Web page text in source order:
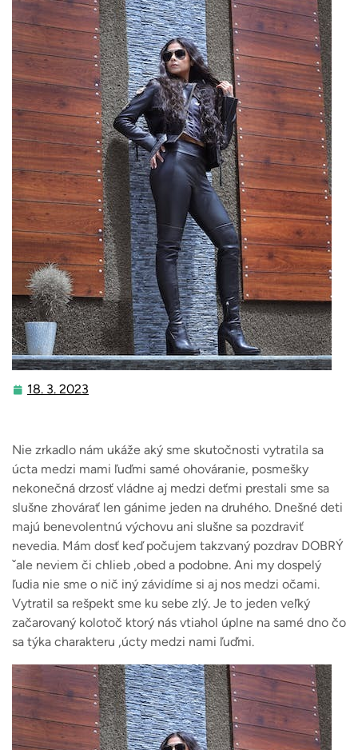
18. 3. 2023
Nie zrkadlo nám ukáže aký sme skutočnosti vytratila sa
úcta medzi mami ľuďmi samé ohováranie, posmešky
nekonečná drzosť vládne aj medzi deťmi prestali sme sa
slušne zhovárať len gánime jeden na druhého. Dnešné deti
majú benevolentnú výchovu ani slušne sa pozdraviť
nevedia. Mám dosť keď počujem takzvaný pozdrav DOBRÝ
ˇale neviem či chlieb ,obed a podobne. Ani my dospelý
ľudia nie sme o nič iný závidíme si aj nos medzi očami.
Vytratil sa rešpekt sme ku sebe zlý. Je to jeden veľký
začarovaný kolotoč ktorý nás vtiahol úplne na samé dno čo
sa týka charakteru ,úcty medzi nami ľuďmi.